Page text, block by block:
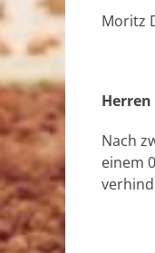
Moritz
Nach
einem